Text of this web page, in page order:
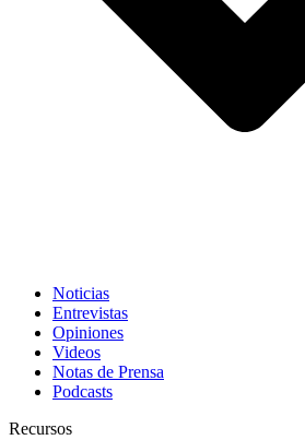
Noticias
Entrevistas
Opiniones
Videos
Notas de Prensa
Podcasts
Recursos